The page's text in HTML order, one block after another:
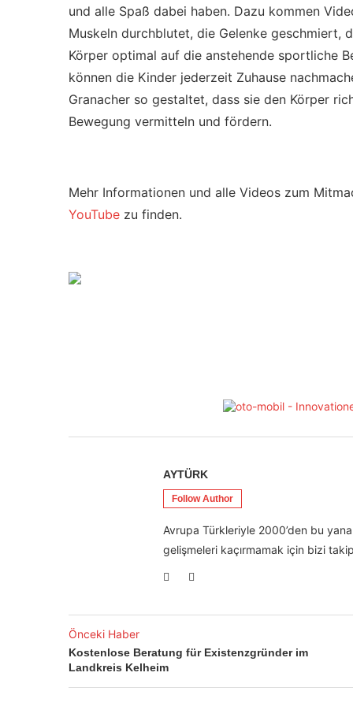
und alle Spaß dabei haben. Dazu kommen
Muskeln durchblutet, die Gelenke geschmiert,
Körper optimal auf die anstehende sportliche
können die Kinder jederzeit Zuhause
Granacher so gestaltet, dass sie den Körper
Bewegung vermitteln und fördern.
Mehr Informationen und alle Videos zum
YouTube zu finden.
AYTÜRK
Follow Author
Avrupa Türkleriyle 2000’den bu
gelişmeleri kaçırmamak için bizi
Önceki Haber
Kostenlose Beratung für Existenzgründer im
Landkreis Kelheim